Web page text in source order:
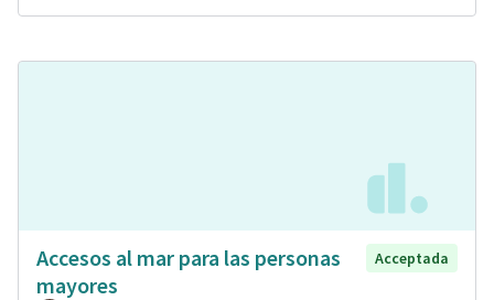
Accesos al mar para las personas
mayores
Acceptada